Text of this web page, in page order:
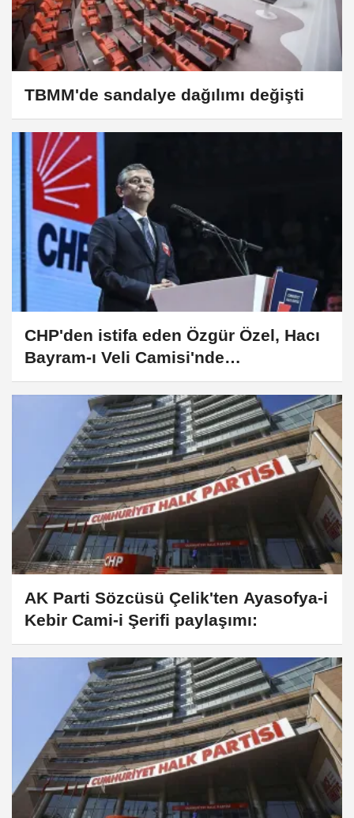
TBMM'de sandalye dağılımı değişti
CHP'den istifa eden Özgür Özel, Hacı
Bayram-ı Veli Camisi'nde
açıklamalarda bulundu:
AK Parti Sözcüsü Çelik'ten Ayasofya-i
Kebir Cami-i Şerifi paylaşımı: